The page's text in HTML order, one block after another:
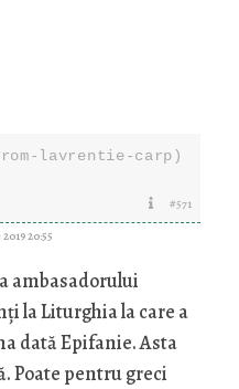
lavrentie-carp)
#571
20:55
ambasadorului
la Liturghia la care a
dată Epifanie. Asta
Poate pentru greci